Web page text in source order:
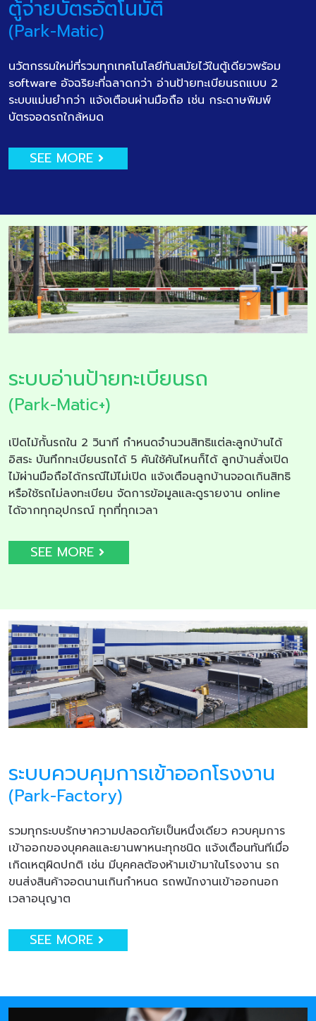
ตู้จ่ายบัตรอัตโนมัติ
(Park-Matic)
นวัตกรรมใหม่ที่รวมทุกเทคโนโลยีทันสมัยไว้ในตู้เดียวพร้อม
software อัจฉริยะที่ฉลาดกว่า อ่านป้ายทะเบียนรถแบบ 2
ระบบแม่นยำกว่า แจ้งเตือนผ่านมือถือ เช่น กระดาษพิมพ์
บัตรจอดรถใกล้หมด
SEE MORE
ระบบอ่านป้ายทะเบียนรถ
(Park-Matic+)
เปิดไม้กั้นรถใน 2 วินาที กำหนดจำนวนสิทธิแต่ละลูกบ้านได้
อิสระ บันทึกทะเบียนรถได้ 5 คันใช้คันไหนก็ได้ ลูกบ้านสั่งเปิด
ไม้ผ่านมือถือได้กรณีไม้ไม่เปิด แจ้งเตือนลูกบ้านจอดเกินสิทธิ
หรือใช้รถไม่ลงทะเบียน จัดการข้อมูลและดูรายงาน online
ได้จากทุกอุปกรณ์ ทุกที่ทุกเวลา
SEE MORE
ระบบควบคุมการเข้าออกโรงงาน
(Park-Factory)
รวมทุกระบบรักษาความปลอดภัยเป็นหนึ่งเดียว ควบคุมการ
เข้าออกของบุคคลและยานพาหนะทุกชนิด แจ้งเตือนทันทีเมื่อ
เกิดเหตุผิดปกติ เช่น มีบุคคลต้องห้ามเข้ามาในโรงงาน รถ
ขนส่งสินค้าจอดนานเกินกำหนด รถพนักงานเข้าออกนอก
เวลาอนุญาต
SEE MORE